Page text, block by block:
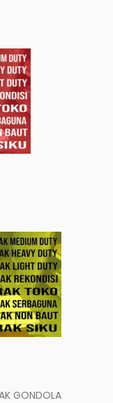
GONDOLA